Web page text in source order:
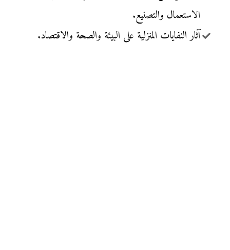
الاستعمال والتصنيع.
آثار النفايات المنزلية على البيئة والصحة والاقتصاد.